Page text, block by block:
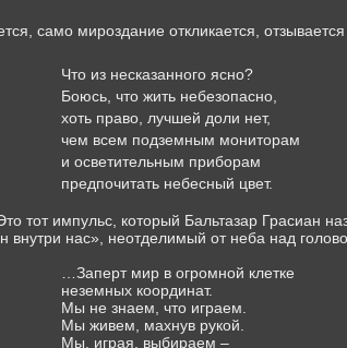
само мироздание откликается,
Что из несказанного ясно?
Боюсь, что жить небезопасно,
хоть право, лучшей доли нет,
чем всем подземным мониторам
и осветительным приборам
предпочитать небесный цвет.
тот импульс, который Бальтазар Грасиан
внутри нас», неотделимый от неба над
…Заперт мир в огромной клетке
неземных координат.
Мы не знаем, что играем.
Мы живем, махнув рукой.
Мы, играя, выбираем –